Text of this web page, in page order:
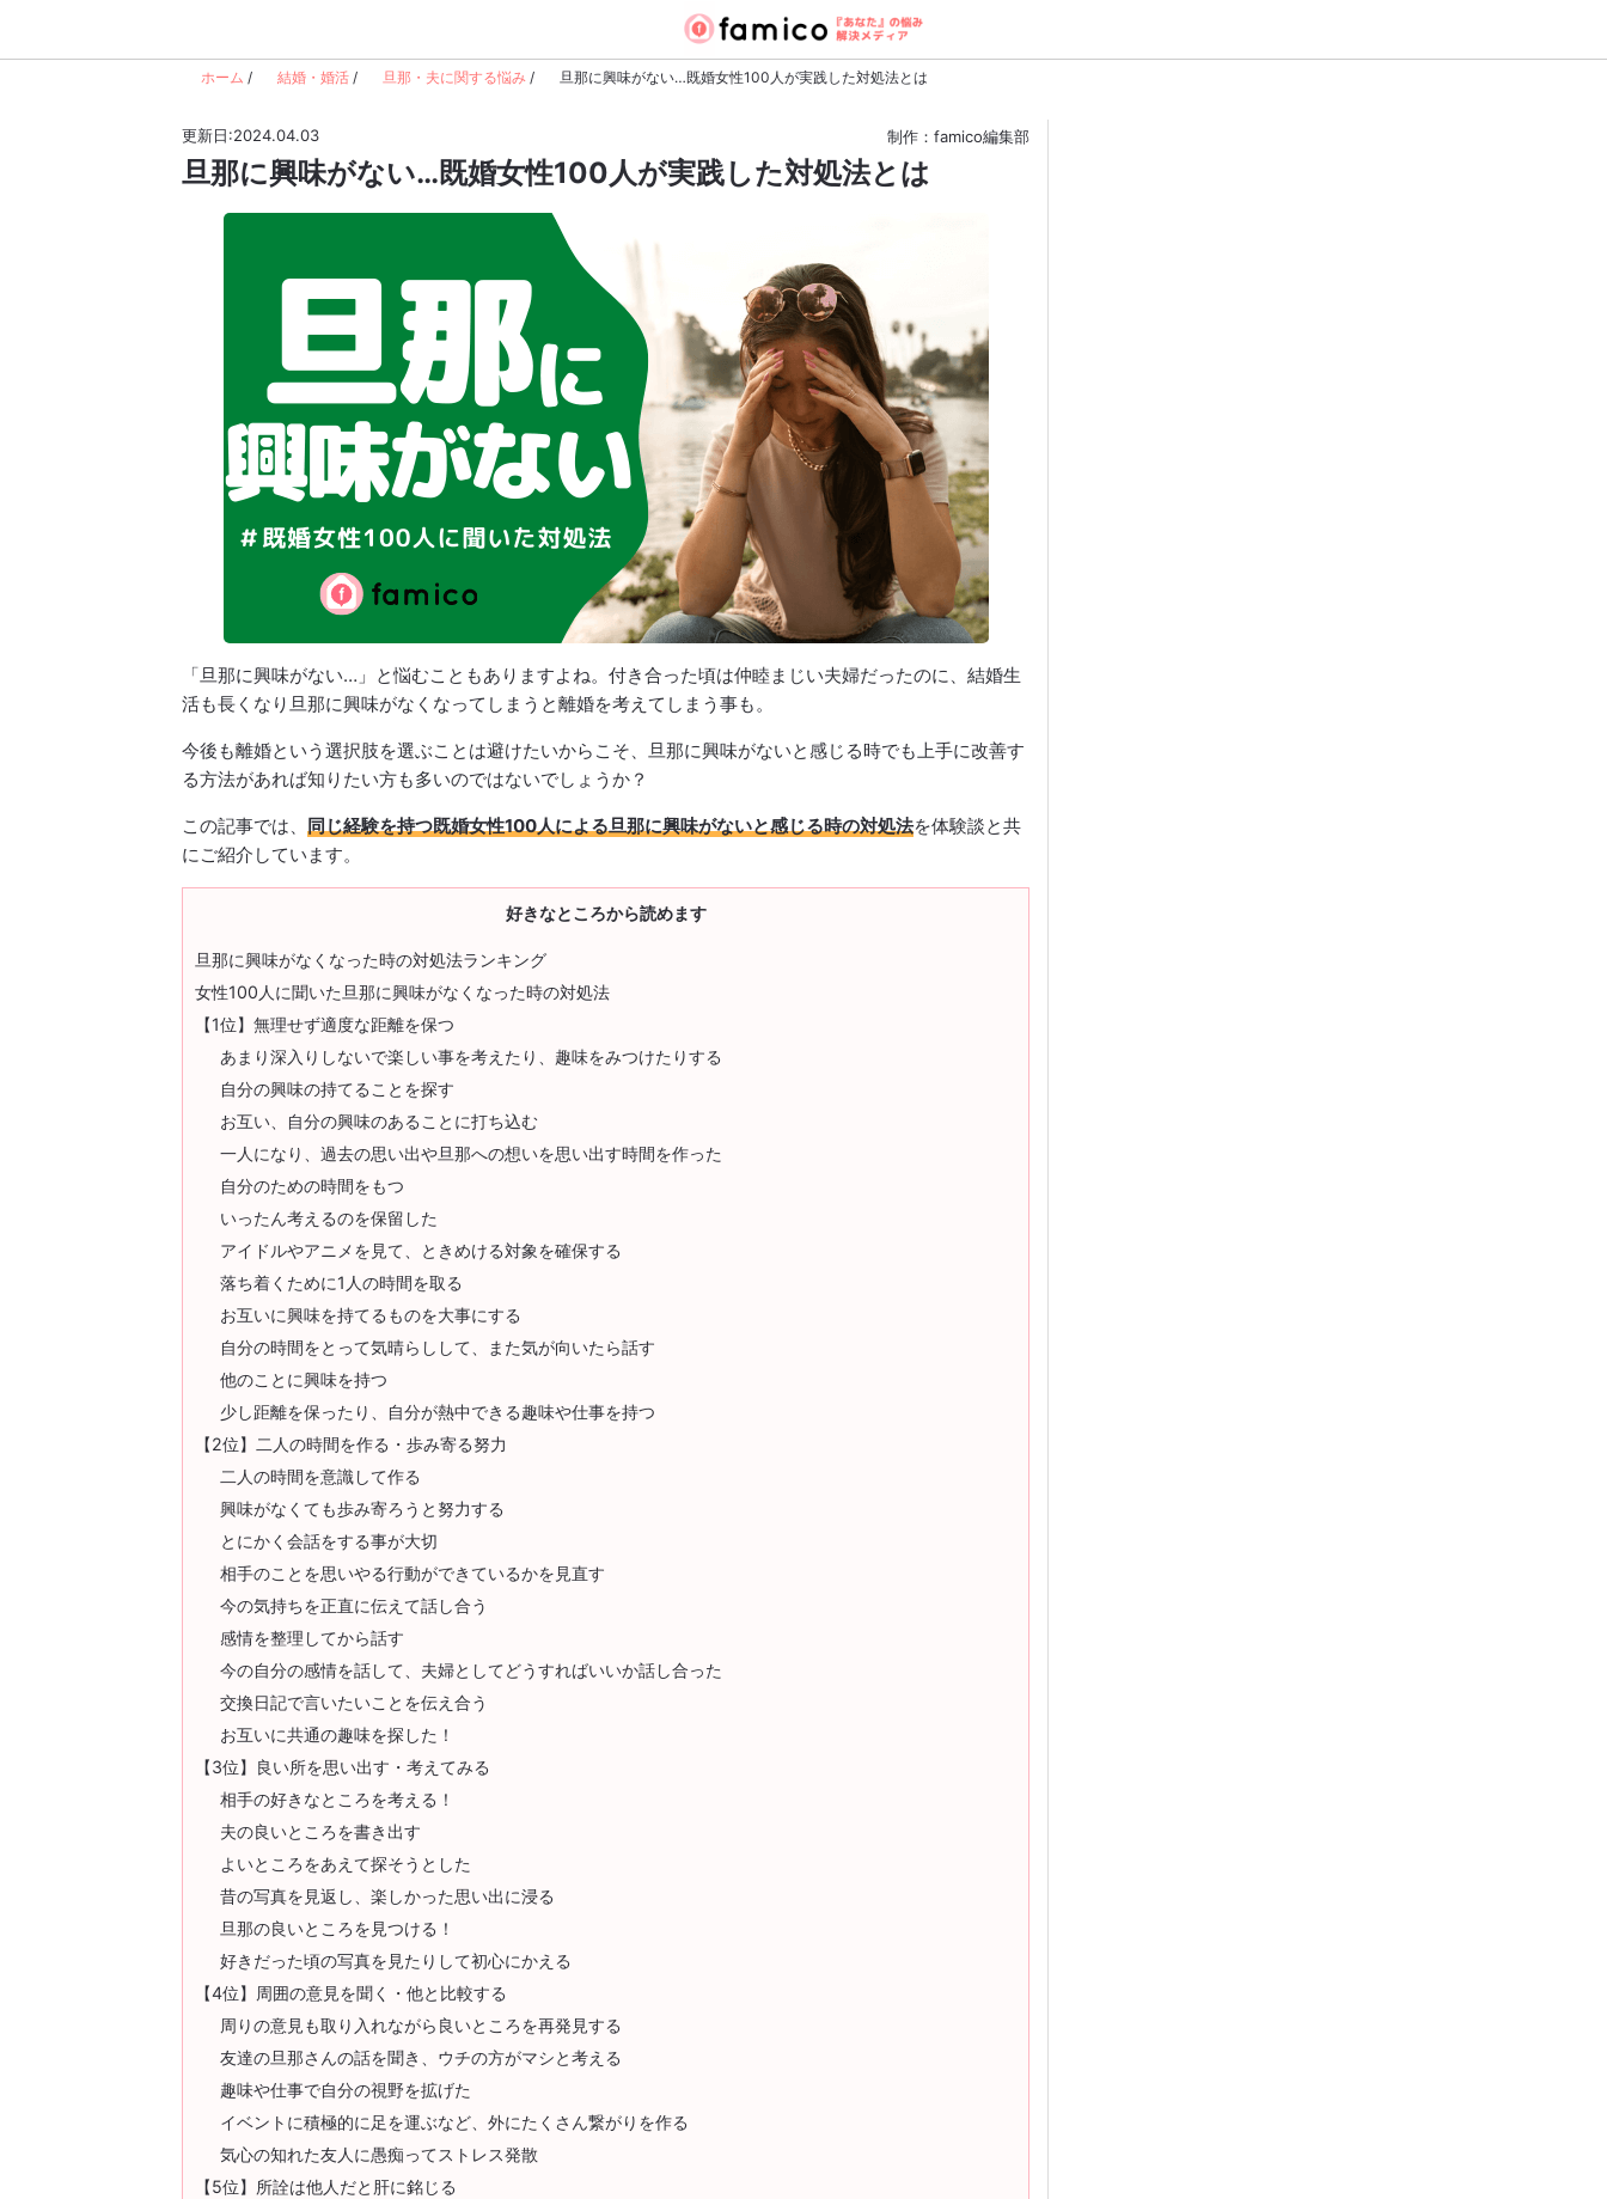
ホーム / 結婚・婚活 / 旦那・夫に関する悩み / 旦那に興味がない…既婚女性100人が実践した対処法とは
更新日:2024.04.03 制作：famico編集部
旦那に興味がない…既婚女性100人が実践した対処法とは
「旦那に興味がない…」と悩むこともありますよね。付き合った頃は仲睦まじい夫婦だったのに、結婚生
活も長くなり旦那に興味がなくなってしまうと離婚を考えてしまう事も。
今後も離婚という選択肢を選ぶことは避けたいからこそ、旦那に興味がないと感じる時でも上手に改善す
る方法があれば知りたい方も多いのではないでしょうか？
この記事では、 同じ経験を持つ既婚女性100人による旦那に興味がないと感じる時の対処法を体験談と共
にご紹介しています。
好きなところから読めます
旦那に興味がなくなった時の対処法ランキング
女性100人に聞いた旦那に興味がなくなった時の対処法
【1位】無理せず適度な距離を保つ
あまり深入りしないで楽しい事を考えたり、趣味をみつけたりする
自分の興味の持てることを探す
お互い、自分の興味のあることに打ち込む
一人になり、過去の思い出や旦那への想いを思い出す時間を作った
自分のための時間をもつ
いったん考えるのを保留した
アイドルやアニメを見て、ときめける対象を確保する
落ち着くために1人の時間を取る
お互いに興味を持てるものを大事にする
自分の時間をとって気晴らしして、また気が向いたら話す
他のことに興味を持つ
少し距離を保ったり、自分が熱中できる趣味や仕事を持つ
【2位】二人の時間を作る・歩み寄る努力
二人の時間を意識して作る
興味がなくても歩み寄ろうと努力する
とにかく会話をする事が大切
相手のことを思いやる行動ができているかを見直す
今の気持ちを正直に伝えて話し合う
感情を整理してから話す
今の自分の感情を話して、夫婦としてどうすればいいか話し合った
交換日記で言いたいことを伝え合う
お互いに共通の趣味を探した！
【3位】良い所を思い出す・考えてみる
相手の好きなところを考える！
夫の良いところを書き出す
よいところをあえて探そうとした
昔の写真を見返し、楽しかった思い出に浸る
旦那の良いところを見つける！
好きだった頃の写真を見たりして初心にかえる
【4位】周囲の意見を聞く・他と比較する
周りの意見も取り入れながら良いところを再発見する
友達の旦那さんの話を聞き、ウチの方がマシと考える
趣味や仕事で自分の視野を拡げた
イベントに積極的に足を運ぶなど、外にたくさん繋がりを作る
気心の知れた友人に愚痴ってストレス発散
【5位】所詮は他人だと肝に銘じる